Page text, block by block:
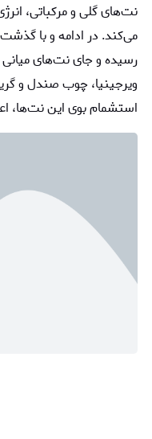
نت‌‌‌های گلی و مرکباتی،
می‌کند. در ادامه و با گذشت
رسیده و جای نت‌های
ویرجینیا، چوب صندل و
استشمام بوی این نت‌ها،